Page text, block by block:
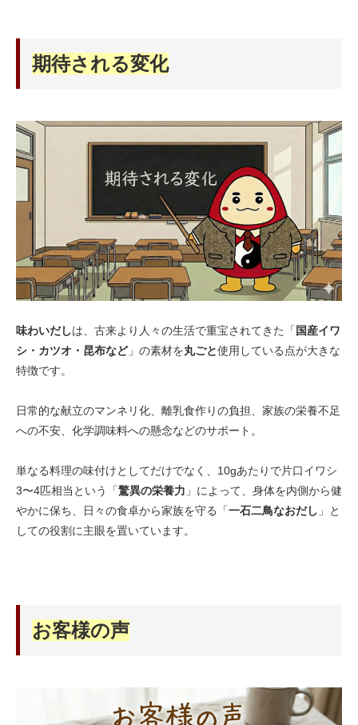
期待される変化
味わいだしは、古来より人々の生活で重宝されてきた「 国産イワ
シ・カツオ・昆布など」の素材を丸ごと使用している点が大きな
特徴です。
日常的な献立のマンネリ化、離乳食作りの負担、家族の栄養不足
への不安、化学調味料への懸念などのサポート。
単なる料理の味付けとしてだけでなく、10gあたりで片口イワシ
3〜4匹相当という「驚異の栄養力 」によって、身体を内側から健
やかに保ち、日々の食卓から家族を守る「一石二鳥なおだし 」と
しての役割に主眼を置いています。
お客様の声